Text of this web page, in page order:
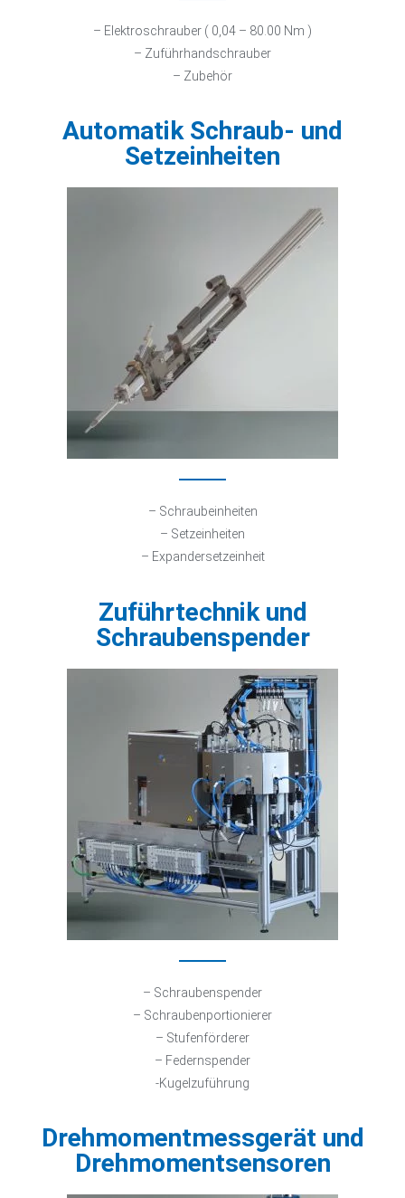
– Elektroschrauber ( 0,04 – 80.00 Nm )
– Zuführhandschrauber
– Zubehör
Automatik Schraub- und
Setzeinheiten
– Schraubeinheiten
– Setzeinheiten
– Expandersetzeinheit
Zuführtechnik und
Schraubenspender
– Schraubenspender
– Schraubenportionierer
– Stufenförderer
– Federnspender
-Kugelzuführung
Drehmomentmessgerät und
Drehmomentsensoren